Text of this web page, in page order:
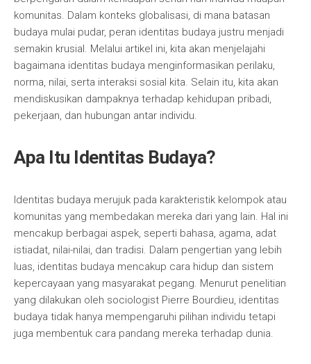
komunitas. Dalam konteks globalisasi, di mana batasan
budaya mulai pudar, peran identitas budaya justru menjadi
semakin krusial. Melalui artikel ini, kita akan menjelajahi
bagaimana identitas budaya menginformasikan perilaku,
norma, nilai, serta interaksi sosial kita. Selain itu, kita akan
mendiskusikan dampaknya terhadap kehidupan pribadi,
pekerjaan, dan hubungan antar individu.
Apa Itu Identitas Budaya?
Identitas budaya merujuk pada karakteristik kelompok atau
komunitas yang membedakan mereka dari yang lain. Hal ini
mencakup berbagai aspek, seperti bahasa, agama, adat
istiadat, nilai-nilai, dan tradisi. Dalam pengertian yang lebih
luas, identitas budaya mencakup cara hidup dan sistem
kepercayaan yang masyarakat pegang. Menurut penelitian
yang dilakukan oleh sociologist Pierre Bourdieu, identitas
budaya tidak hanya mempengaruhi pilihan individu tetapi
juga membentuk cara pandang mereka terhadap dunia.